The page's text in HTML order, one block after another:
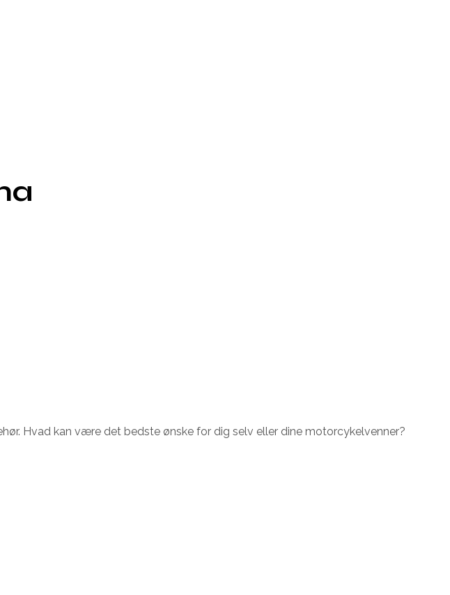
Hvad kan være det bedste ønske for dig selv eller dine motorcykelvenner?